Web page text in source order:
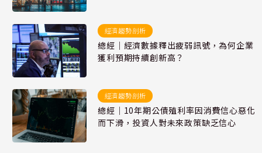
經濟趨勢剖析
總經｜經濟數據釋出疲弱訊號，為何企業
獲利預期持續創新高？
經濟趨勢剖析
總經｜10年期公債殖利率因消費信心惡化
而下滑，投資人對未來政策缺乏信心